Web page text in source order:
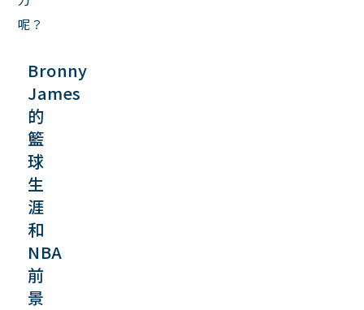
呢？
Bronny
James
的
籃
球
生
涯
和
NBA
前
景